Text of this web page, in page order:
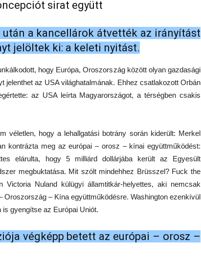
sirat együtt
a kancellárok átvették az irányítást
jelöltek ki: a keleti nyitást.
hogy Európa, Oroszország között olyan gazdasági
jelenthet az USA világhatalmának. Ehhez csatlakozott Orbán
az USA leírta Magyarországot, a térségben csakis
véletlen, hogy a lehallgatási botrány során kiderült: Merkel
kontrázta meg az európai – orosz – kínai együttműködést:
elárulta, hogy 5 milliárd dollárjába került az Egyesült
megbuktatása. Mit szólt mindehhez Brüsszel? Fuck the
Nuland külügyi államtitkár-helyettes, aki nemcsak
Oroszország – Kína együttműködésre. Washington ezenkívül
gyengítse az Európai Uniót.
végképp betett az európai – orosz –